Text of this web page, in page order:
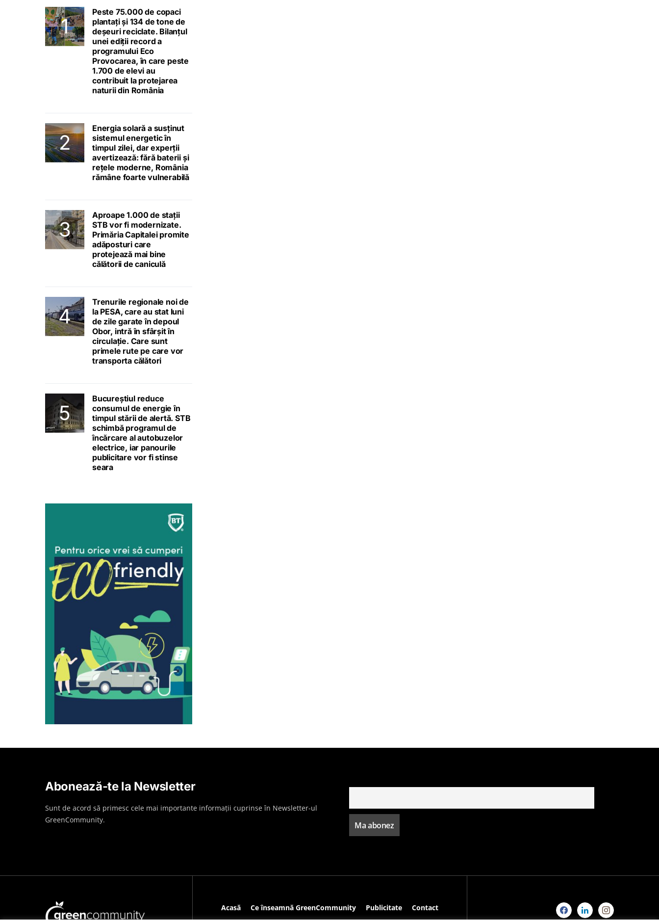
Peste 75.000 de copaci
plantați și 134 de tone de
deșeuri reciclate. Bilanțul
unei ediții record a
programului Eco
Provocarea, în care peste
1.700 de elevi au
contribuit la protejarea
naturii din România
Energia solară a susținut
sistemul energetic în
timpul zilei, dar experții
avertizează: fără baterii și
rețele moderne, România
rămâne foarte vulnerabilă
Aproape 1.000 de stații
STB vor fi modernizate.
Primăria Capitalei promite
adăposturi care
protejează mai bine
călătorii de caniculă
Trenurile regionale noi de
la PESA, care au stat luni
de zile garate în depoul
Obor, intră în sfârșit în
circulație. Care sunt
primele rute pe care vor
transporta călători
Bucureștiul reduce
consumul de energie în
timpul stării de alertă. STB
schimbă programul de
încărcare al autobuzelor
electrice, iar panourile
publicitare vor fi stinse
seara
Abonează-te la Newsletter
Sunt de acord să primesc cele mai importante informații cuprinse în Newsletter-ul
GreenCommunity.
Acasă Ce înseamnă GreenCommunity Publicitate Contact